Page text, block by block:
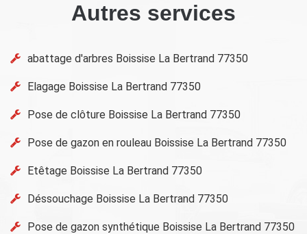
Autres services
abattage d'arbres Boissise La Bertrand 77350
Elagage Boissise La Bertrand 77350
Pose de clôture Boissise La Bertrand 77350
Pose de gazon en rouleau Boissise La Bertrand 77350
Etêtage Boissise La Bertrand 77350
Déssouchage Boissise La Bertrand 77350
Pose de gazon synthétique Boissise La Bertrand 77350